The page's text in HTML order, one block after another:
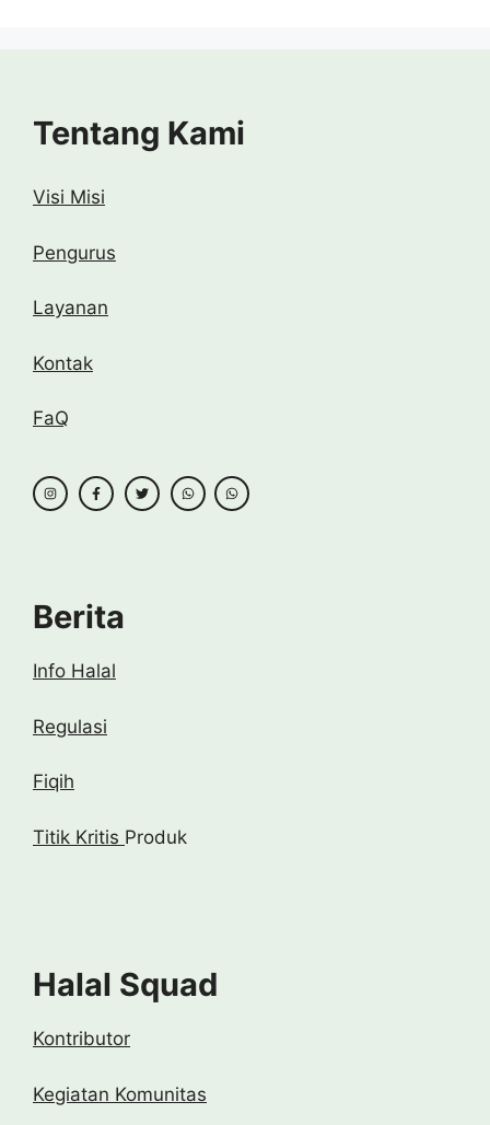
Tentang Kami
Visi Misi
Pengurus
Layanan
Kontak
FaQ
Berita
Info Halal
Regulasi
Fiqih
Titik Kritis Produk
Halal Squad
Kontributor
Kegiatan Komunitas